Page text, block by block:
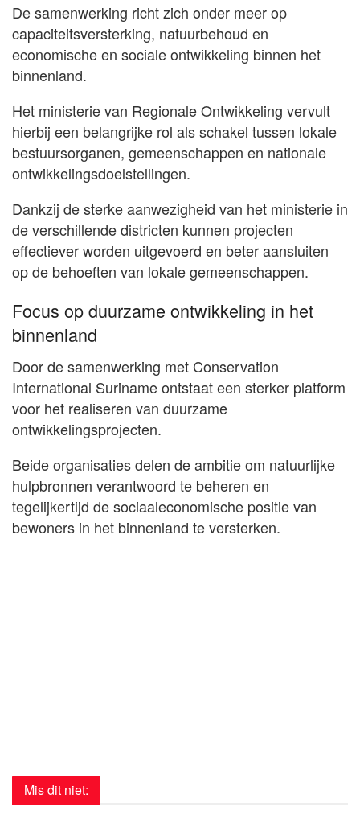
De samenwerking richt zich onder meer op
capaciteitsversterking, natuurbehoud en
economische en sociale ontwikkeling binnen het
binnenland.
Het ministerie van Regionale Ontwikkeling vervult
hierbij een belangrijke rol als schakel tussen lokale
bestuursorganen, gemeenschappen en nationale
ontwikkelingsdoelstellingen.
Dankzij de sterke aanwezigheid van het ministerie in
de verschillende districten kunnen projecten
effectiever worden uitgevoerd en beter aansluiten
op de behoeften van lokale gemeenschappen.
Focus op duurzame ontwikkeling in het
binnenland
Door de samenwerking met Conservation
International Suriname ontstaat een sterker platform
voor het realiseren van duurzame
ontwikkelingsprojecten.
Beide organisaties delen de ambitie om natuurlijke
hulpbronnen verantwoord te beheren en
tegelijkertijd de sociaaleconomische positie van
bewoners in het binnenland te versterken.
Mis dit niet: